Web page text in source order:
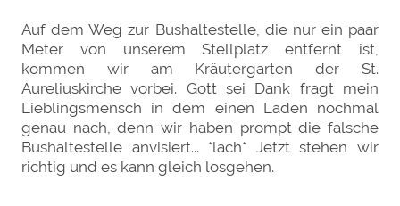
Auf dem Weg zur Bushaltestelle, die nur ein paar
Meter von unserem Stellplatz entfernt ist,
kommen wir am Kräutergarten der St.
Aureliuskirche vorbei. Gott sei Dank fragt mein
Lieblingsmensch in dem einen Laden nochmal
genau nach, denn wir haben prompt die falsche
Bushaltestelle anvisiert... *lach* Jetzt stehen wir
richtig und es kann gleich losgehen.